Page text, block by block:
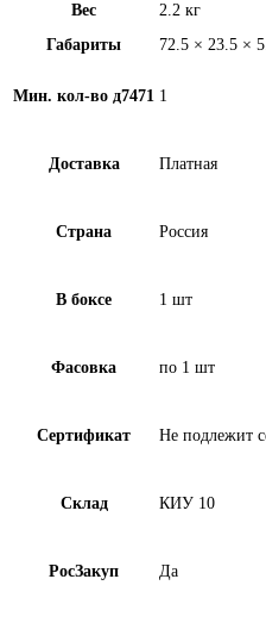
Вес
2.2 кг
Габариты
72.5 × 23.5 ×
Мин. кол-во д7471 1
Доставка Платная
Страна Россия
В боксе 1 шт
Фасовка по 1 шт
Сертификат Не подлежит
Склад КИУ 10
РосЗакуп Да